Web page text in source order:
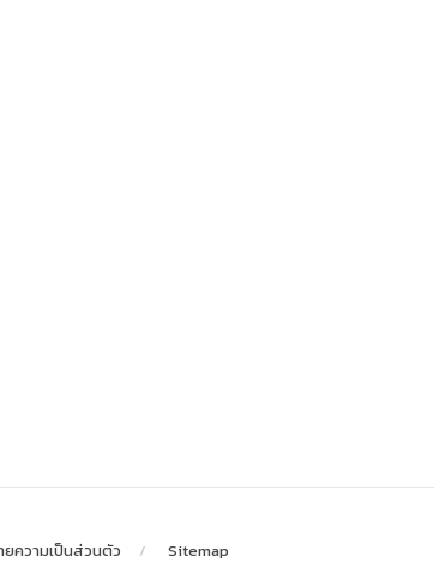
ยความเป็นส่วนตัว Sitemap